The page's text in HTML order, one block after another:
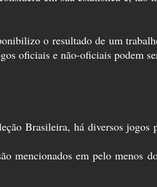
o resultado de um
oficiais e não-oficiais podem
Brasileira, há diversos jogos
mencionados em pelo menos